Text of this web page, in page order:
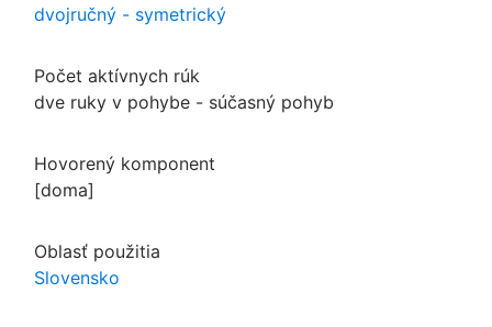
dvojručný - symetrický
Počet aktívnych rúk
dve ruky v pohybe - súčasný pohyb
Hovorený komponent
[doma]
Oblasť použitia
Slovensko